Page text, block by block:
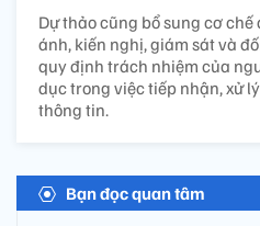
Dự thảo cũng bổ sung cơ
ánh, kiến nghị, giám sát và
quy định trách nhiệm của
dục trong việc tiếp nhận, xử
thông tin.
Bạn đọc quan tâm